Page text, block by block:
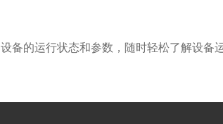
备的运行状态和参数，随时轻松了解设备